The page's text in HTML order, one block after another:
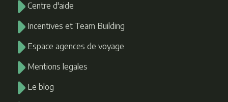
Centre d'aide
Incentives et Team Building
Espace agences de voyage
Mentions legales
Le blog